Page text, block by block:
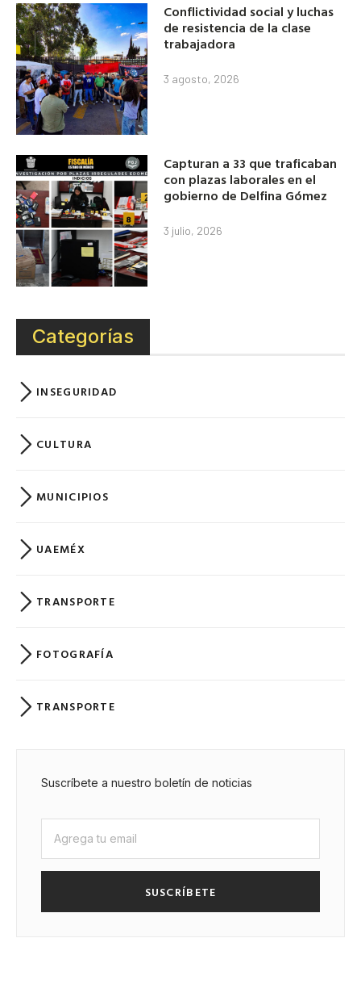
Conflictividad social y luchas
de resistencia de la clase
trabajadora
3 agosto, 2026
Capturan a 33 que traficaban
con plazas laborales en el
gobierno de Delfina Gómez
3 julio, 2026
Categorías
INSEGURIDAD
CULTURA
MUNICIPIOS
UAEMÉX
TRANSPORTE
FOTOGRAFÍA
TRANSPORTE
Suscríbete a nuestro boletín de noticias
SUSCRÍBETE